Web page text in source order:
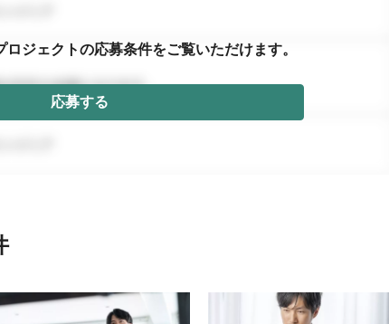
ロジェクトの応募条件をご覧いただけます。
応募する